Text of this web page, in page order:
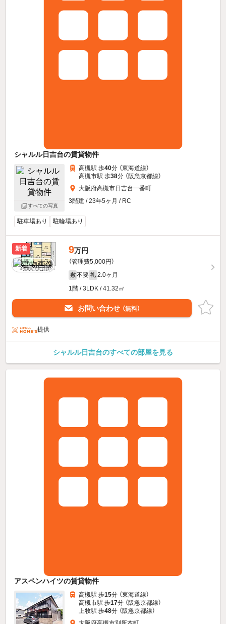
シャルル日吉台の賃貸物件
すべての写真
高槻駅 歩40分 （東海道線）
高槻市駅 歩38分 （阪急京都線）
大阪府高槻市日吉台一番町
3階建 / 23年5ヶ月 / RC
駐車場あり 駐輪場あり
新着 9万円
（管理費5,000円）
敷 不要 礼 2.0ヶ月
1階 / 3LDK / 41.32㎡
お問い合わせ （無料）
提供
シャルル日吉台のすべての部屋を見る
アスペンハイツの賃貸物件
高槻駅 歩15分 （東海道線）
高槻市駅 歩17分 （阪急京都線）
上牧駅 歩48分 （阪急京都線）